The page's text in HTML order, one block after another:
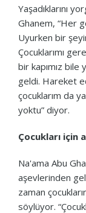
Yaşadıklarını
Ghanem, “Her
Uyurken bir
Çocuklarımı
bir kapımız bile
geldi. Hareket
çocuklarım da
yoktu” diyor.
Çocukları için
Na'ama Abu
aşevlerinden
zaman
söylüyor.